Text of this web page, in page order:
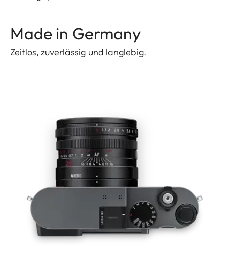
Made in Germany
Zeitlos, zuverlässig und langlebig.